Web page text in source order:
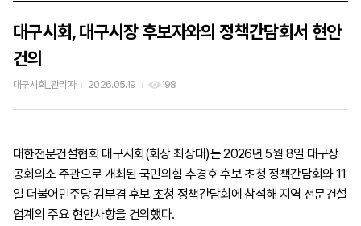
대구시회, 대구시장 후보자와의 정책간담회서 현안
건의
대구시회_관리자 2026.05.19 198
대한전문건설협회 대구시회(회장 최상대)는 2026년 5월 8일 대구상
공회의소 주관으로 개최된 국민의힘 추경호 후보 초청 정책간담회와 11
일 더불어민주당 김부겸 후보 초청 정책간담회에 참석해 지역 전문건설
업계의 주요 현안사항을 건의했다.